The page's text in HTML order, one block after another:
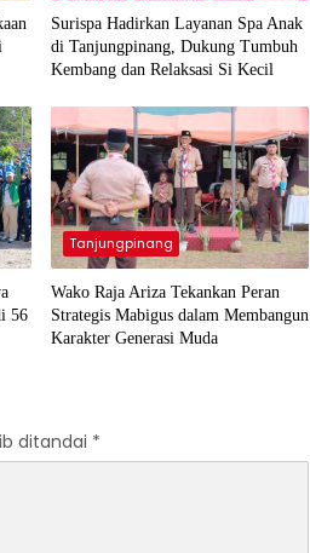
Surispa Hadirkan Layanan Spa Anak
di Tanjungpinang, Dukung Tumbuh
Kembang dan Relaksasi Si Kecil
56
Tanjungpinang
Wako Raja Ariza Tekankan Peran
Strategis Mabigus dalam Membangun
Karakter Generasi Muda
ditandai *